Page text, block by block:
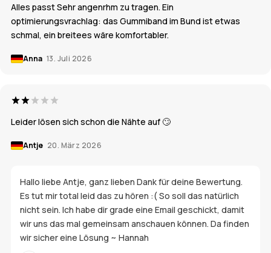
Alles passt Sehr angenrhm zu tragen. Ein
optimierungsvrachlag: das Gummiband im Bund ist etwas
schmal, ein breitees wäre komfortabler.
Anna 13. Juli 2026
Leider lösen sich schon die Nähte auf 🙄
Antje 20. März 2026
Hallo liebe Antje, ganz lieben Dank für deine Bewertung.
Es tut mir total leid das zu hören :( So soll das natürlich
nicht sein. Ich habe dir grade eine Email geschickt, damit
wir uns das mal gemeinsam anschauen können. Da finden
wir sicher eine Lösung ~ Hannah